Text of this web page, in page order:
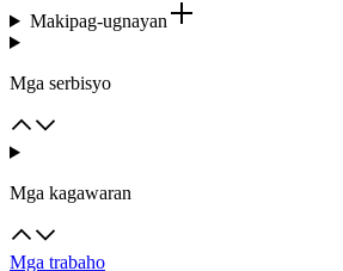
Makipag-ugnayan
Mga serbisyo
Mga kagawaran
Mga trabaho